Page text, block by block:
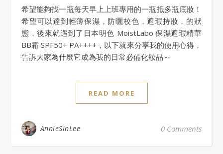
希望能夠找一瓶每天早上上班專用的一瓶抵多瓶底妝！
希望可以達到輕薄保濕，防曬校色，遮瑕持妝，的狀
態，後來就遇到了日本明色 MoistLabo 保濕遮瑕精華
BB霜 SPF50+ PA++++，以下就來分享我的使用心得，
告訴大家為什麼它成為我的日常必備化妝品～
READ MORE
AnnieSinLee 0 Comments